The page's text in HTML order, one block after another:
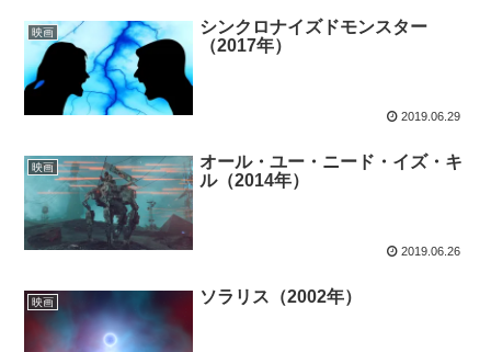
映画
シンクロナイズドモンスター
（2017年）
2019.06.29
映画
オール・ユー・ニード・イズ・キ
ル（2014年）
2019.06.26
映画 ソラリス（2002年）